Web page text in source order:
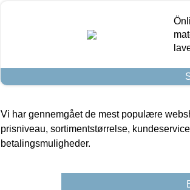
Vi har gennemgået de mest populære
prisniveau, sortimentstørrelse,
betalingsmuligheder.